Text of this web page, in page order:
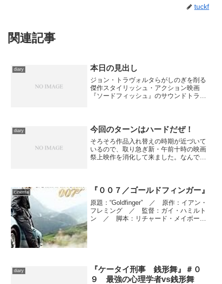
tuckf
関連記事
diary 本日の見出し
ジョン・トラヴォルタらがしのぎを削る
傑作スタイリッシュ・アクション映画
『ソードフィッシュ』のサウンドトラッ
極めて個性的で印象深いＢＧ...
diary 今回のターンはハードだぜ！
そろそろ作品入れ替えの時期が近づいて
いるので、取り急ぎ新・午前十時の映画
祭上映作を消化して来ました。なんで鑑
にしても、たまには、と新...
cinema 『００７／ゴールドフィンガー』
原題：“Goldfinger” ／ 原作：イアン・
フレミング ／ 監督：ガイ・ハミルト
ン ／ 脚本：リチャード・メイボー
diary
『ケータイ刑事 銭形舞』＃０
９ 最強の心理学者vs銭形舞